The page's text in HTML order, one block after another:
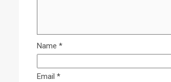
Name *
Email *